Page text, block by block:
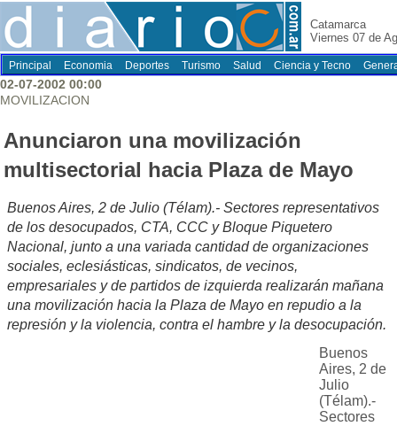
Catamarca
Viernes 07 de
Principal Economia Deportes Turismo Salud Ciencia y Tecno
02-07-2002 00:00
MOVILIZACION
Anunciaron una movilización
multisectorial hacia Plaza de Mayo
Buenos Aires, 2 de Julio (Télam).- Sectores representativos
de los desocupados, CTA, CCC y Bloque Piquetero
Nacional, junto a una variada cantidad de organizaciones
sociales, eclesiásticas, sindicatos, de vecinos,
empresariales y de partidos de izquierda realizarán mañana
una movilización hacia la Plaza de Mayo en repudio a la
represión y la violencia, contra el hambre y la desocupación.
Buenos
Aires, 2 de
Julio
(Télam).-
Sectores